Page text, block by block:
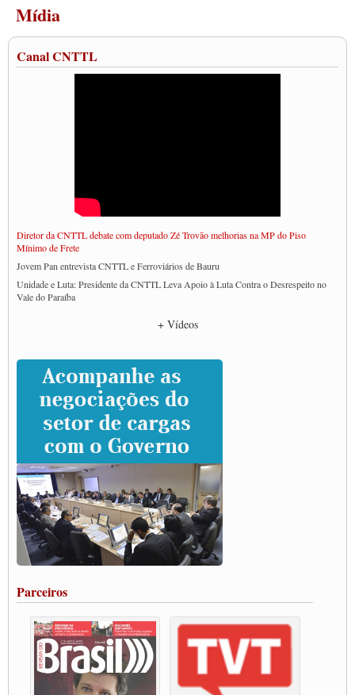
Mídia
Canal CNTTL
Diretor da CNTTL debate com deputado Zé Trovão melhorias na MP do Piso
Mínimo de Frete
Jovem Pan entrevista CNTTL e Ferroviários de Bauru
Unidade e Luta: Presidente da CNTTL Leva Apoio à Luta Contra o Desrespeito no
Vale do Paraíba
CNTTL e entidades dos caminhoneiros conversam com governo Lula sobre pautas
Caminhoneiros prometem paralisação e cobram diálogo com Lula
CNTTL e lideranças de caminhoneiros participam de debate sobre saúde nas
rodovias
Paulinho e Litti debatem política global para transporte rodoviário de cargas na
SUTCRA no Uruguai
Grande Conquista da Categoria transporte de Cargas e Caminhoneiros Autonomos
ENCONTRO INTERNACIONAL EM APOIO A CLASSE TRABALHADORA
DO BRASIL E A ELEIÇÃO 2022
Carta às Brasileiras e aos Brasileiros em Defesa do Estado Democrático de Direito
Paulinho, presidente da CNTTL, faz balanço do 3º Congresso da CNTTL
Caminhoneiros aprovam greve a partir do 1º de novembro
Rodoviários de Feira Santana fazem Assembleia para avaliar proposta de reajuste
salarial
Vacina Já: Lockdown de 24 horas dos trabalhadores em transportes está mantido,
Condutores de Guarulhos farão greve sanitária nesta terça-feira (20)
Paralisação dos Caminhoneiros na #BR285, entrocamento que liga o Mercosul ao
Rio Grande
Caminhoneiros bloqueiam duas faixas na Castello Branco e fazem protesto
+ Vídeos
Parceiros